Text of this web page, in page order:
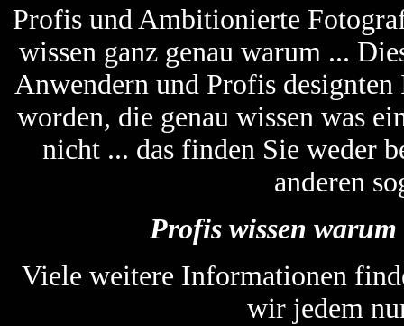
Profis und Ambitionierte
wissen ganz genau warum ...
Anwendern und Profis
worden, die genau wissen was
nicht ... das finden Sie weder
anderen
Profis wissen
Viele weitere Informationen
wir jedem